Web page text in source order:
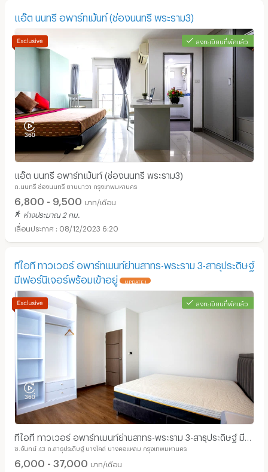
อพาร์ทเม้นท์ หอพัก ย่าน แม็คโคร สาทร :
อพาร์ทเม้นท์ หอพัก ย่าน แม็คโคร สาทร :
แอ๊ต นนทรี อพาร์ทเม้นท์ (ช่องนนทรี พระราม3)
ลงทะเบียนที่พักแล้ว
แอ๊ต นนทรี อพาร์ทเม้นท์ (ช่องนนทรี พระราม3)
ถ.นนทรี ช่องนนทรี ยานนาวา กรุงเทพมหานคร
6,800 - 9,500 บาท/เดือน
ห่างประมาณ 2 กม.
08/12/2023 6:20
ทีไอที ทาวเวอร์ อพาร์ทเมนท์ย่านสาทร-พระราม 3-สาธุประดิษฐ์
มีเฟอร์นิเจอร์พร้อมเข้าอยู่
UPDATE !
ลงทะเบียนที่พักแล้ว
ทีไอที ทาวเวอร์ อพาร์ทเมนท์ย่านสาทร-พระราม 3-สาธุประดิษฐ์ มี
เฟอร์นิเจอร์พร้อมเข้าอยู่
ซ.จันทน์ 43 ถ.สาธุประดิษฐ์ บางโคล่ บางคอแหลม กรุงเทพมหานคร
6,000 - 37,000 บาท/เดือน